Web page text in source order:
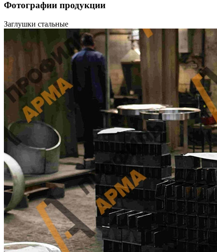
Фотографии продукции
Заглушки стальные